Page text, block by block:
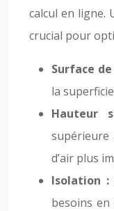
calcul en ligne.
crucial pour
Surface
la
Hauteur
supérieure
d’air plus
Isolation :
besoins